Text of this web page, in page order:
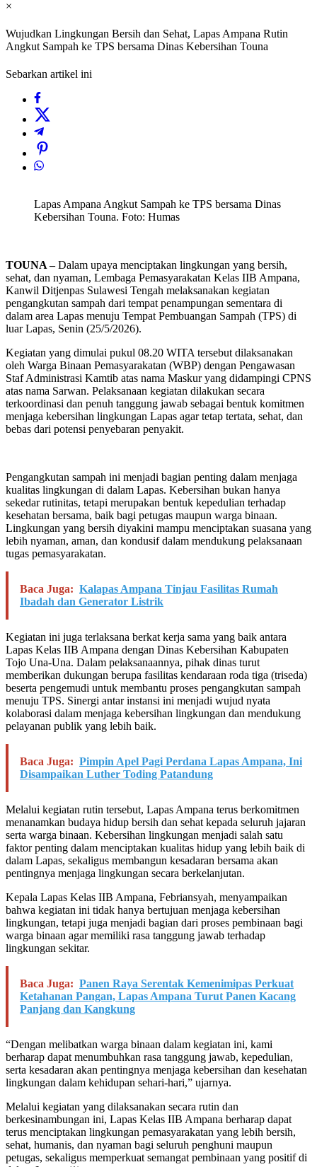
×
Wujudkan Lingkungan Bersih dan Sehat, Lapas Ampana Rutin
Angkut Sampah ke TPS bersama Dinas Kebersihan Touna
Sebarkan artikel ini
Lapas Ampana Angkut Sampah ke TPS bersama Dinas
Kebersihan Touna. Foto: Humas
TOUNA –Dalam upaya menciptakan lingkungan yang bersih,
sehat, dan nyaman, Lembaga Pemasyarakatan Kelas IIB Ampana,
Kanwil Ditjenpas Sulawesi Tengah melaksanakan kegiatan
pengangkutan sampah dari tempat penampungan sementara di
dalam area Lapas menuju Tempat Pembuangan Sampah (TPS) di
luar Lapas, Senin (25/5/2026).
Kegiatan yang dimulai pukul 08.20 WITA tersebut dilaksanakan
oleh Warga Binaan Pemasyarakatan (WBP) dengan Pengawasan
Staf Administrasi Kamtib atas nama Maskur yang didampingi CPNS
atas nama Sarwan. Pelaksanaan kegiatan dilakukan secara
terkoordinasi dan penuh tanggung jawab sebagai bentuk komitmen
menjaga kebersihan lingkungan Lapas agar tetap tertata, sehat, dan
bebas dari potensi penyebaran penyakit.
Pengangkutan sampah ini menjadi bagian penting dalam menjaga
kualitas lingkungan di dalam Lapas. Kebersihan bukan hanya
sekedar rutinitas, tetapi merupakan bentuk kepedulian terhadap
kesehatan bersama, baik bagi petugas maupun warga binaan.
Lingkungan yang bersih diyakini mampu menciptakan suasana yang
lebih nyaman, aman, dan kondusif dalam mendukung pelaksanaan
tugas pemasyarakatan.
Baca Juga: Kalapas Ampana Tinjau Fasilitas Rumah
Ibadah dan Generator Listrik
Kegiatan ini juga terlaksana berkat kerja sama yang baik antara
Lapas Kelas IIB Ampana dengan Dinas Kebersihan Kabupaten
Tojo Una-Una. Dalam pelaksanaannya, pihak dinas turut
memberikan dukungan berupa fasilitas kendaraan roda tiga (triseda)
beserta pengemudi untuk membantu proses pengangkutan sampah
menuju TPS. Sinergi antar instansi ini menjadi wujud nyata
kolaborasi dalam menjaga kebersihan lingkungan dan mendukung
pelayanan publik yang lebih baik.
Baca Juga: Pimpin Apel Pagi Perdana Lapas Ampana, Ini
Disampaikan Luther Toding Patandung
Melalui kegiatan rutin tersebut, Lapas Ampana terus berkomitmen
menanamkan budaya hidup bersih dan sehat kepada seluruh jajaran
serta warga binaan. Kebersihan lingkungan menjadi salah satu
faktor penting dalam menciptakan kualitas hidup yang lebih baik di
dalam Lapas, sekaligus membangun kesadaran bersama akan
pentingnya menjaga lingkungan secara berkelanjutan.
Kepala Lapas Kelas IIB Ampana, Febriansyah, menyampaikan
bahwa kegiatan ini tidak hanya bertujuan menjaga kebersihan
lingkungan, tetapi juga menjadi bagian dari proses pembinaan bagi
warga binaan agar memiliki rasa tanggung jawab terhadap
lingkungan sekitar.
Baca Juga: Panen Raya Serentak Kemenimipas Perkuat
Ketahanan Pangan, Lapas Ampana Turut Panen Kacang
Panjang dan Kangkung
“Dengan melibatkan warga binaan dalam kegiatan ini, kami
berharap dapat menumbuhkan rasa tanggung jawab, kepedulian,
serta kesadaran akan pentingnya menjaga kebersihan dan kesehatan
lingkungan dalam kehidupan sehari-hari,” ujarnya.
Melalui kegiatan yang dilaksanakan secara rutin dan
berkesinambungan ini, Lapas Kelas IIB Ampana berharap dapat
terus menciptakan lingkungan pemasyarakatan yang lebih bersih,
sehat, humanis, dan nyaman bagi seluruh penghuni maupun
petugas, sekaligus memperkuat semangat pembinaan yang positif di